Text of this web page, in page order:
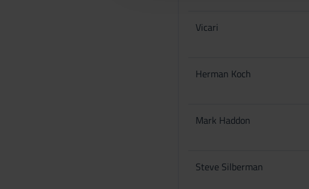
Vicari
Herman Koch
Mark Haddon
Steve Silberman